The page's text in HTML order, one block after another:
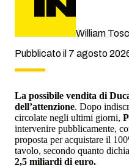
William
Pubblicato il 7 agosto
La possibile vendita di
dell’attenzione. Dopo
circolate negli ultimi giorni,
intervenire pubblicamente,
proposta per acquistare il
tavolo, secondo quanto
2,5 miliardi di euro.